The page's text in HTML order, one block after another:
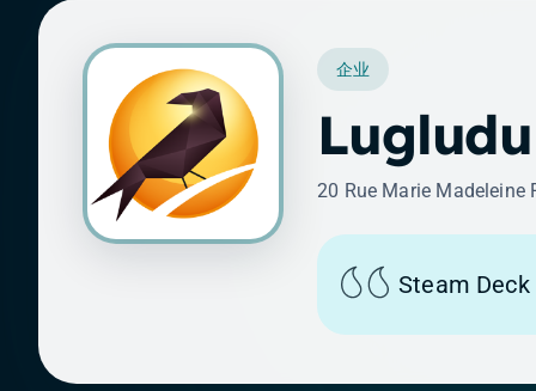
企业
20 Rue Marie Madeleine
Steam